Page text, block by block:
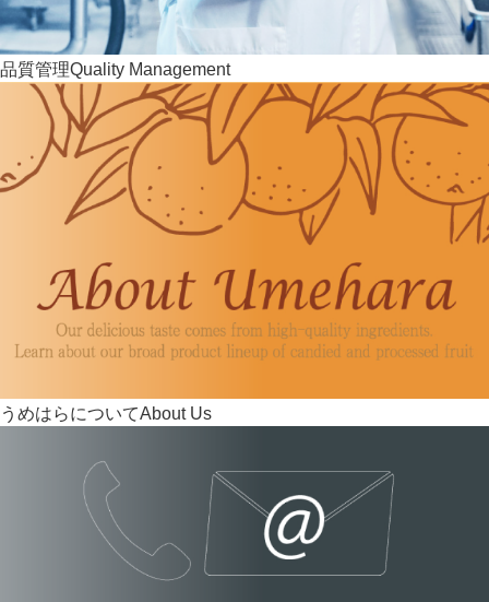
品質管理Quality Management
うめはらについてAbout Us